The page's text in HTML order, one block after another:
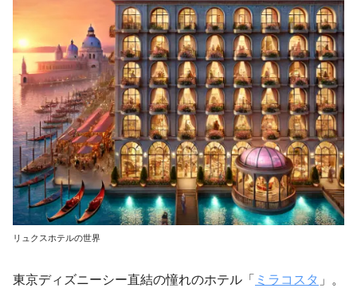
リュクスホテルの世界
東京ディズニーシー直結の憧れのホテル「 ミラコスタ 」。